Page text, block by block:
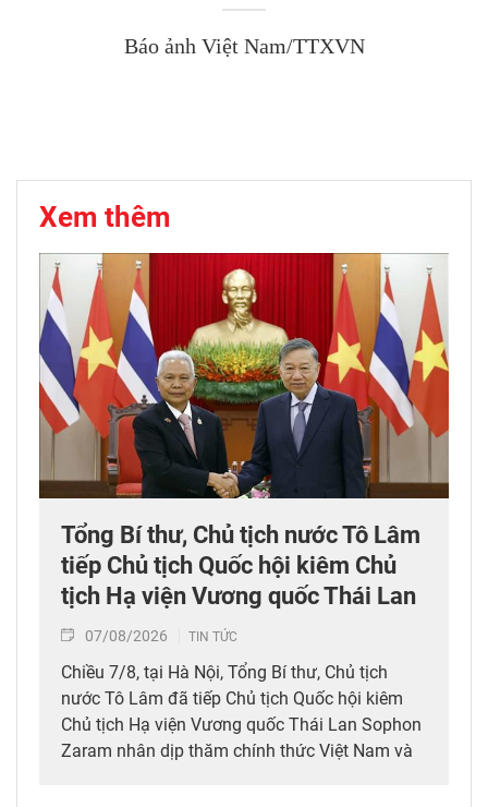
Báo ảnh Việt Nam/TTXVN
Xem thêm
Tổng Bí thư, Chủ tịch nước Tô Lâm
tiếp Chủ tịch Quốc hội kiêm Chủ
tịch Hạ viện Vương quốc Thái Lan
07/08/2026 TIN TỨC
Chiều 7/8, tại Hà Nội, Tổng Bí thư, Chủ tịch
nước Tô Lâm đã tiếp Chủ tịch Quốc hội kiêm
Chủ tịch Hạ viện Vương quốc Thái Lan Sophon
Zaram nhân dịp thăm chính thức Việt Nam và